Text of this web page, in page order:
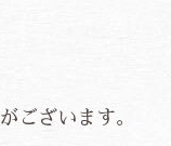
ございます。